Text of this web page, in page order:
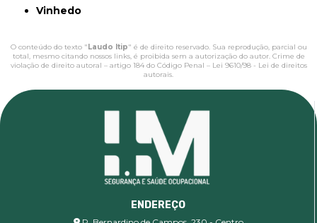
Vinhedo
O conteúdo do texto " Laudo ltip" é de direito reservado. Sua reprodução, parcial ou
total, mesmo citando nossos links, é proibida sem a autorização do autor. Crime de
violação de direito autoral – artigo 184 do Código Penal – Lei 9610/98 - Lei de direitos
autorais.
ENDEREÇO